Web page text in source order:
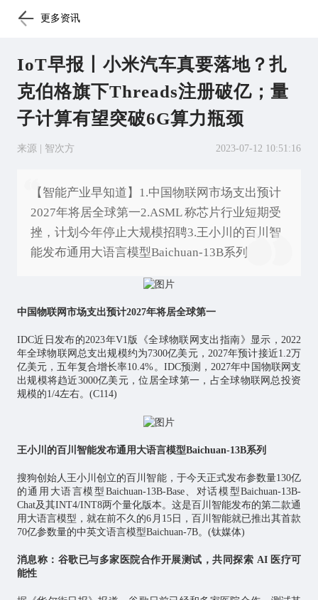
更多资讯
IoT早报丨小米汽车真要落地？扎
克伯格旗下Threads注册破亿；量
子计算有望突破6G算力瓶颈
来源 | 智次方 2023-07-12 10:51:16
【智能产业早知道】1.中国物联网市场支出预计
2027年将居全球第一2.ASML 称芯片行业短期受
挫，计划今年停止大规模招聘3.王小川的百川智
能发布通用大语言模型Baichuan-13B系列
中国物联网市场支出预计2027年将居全球第一
IDC近日发布的2023年V1版《全球物联网支出指南》显示，2022
年全球物联网总支出规模约为7300亿美元，2027年预计接近1.2万
亿美元，五年复合增长率10.4%。IDC预测，2027年中国物联网支
出规模将趋近3000亿美元，位居全球第一，占全球物联网总投资
规模的1/4左右。(C114)
王小川的百川智能发布通用大语言模型Baichuan-13B系列
搜狗创始人王小川创立的百川智能，于今天正式发布参数量130亿
的通用大语言模型Baichuan-13B-Base、对话模型Baichuan-13B-
Chat及其INT4/INT8两个量化版本。这是百川智能发布的第二款通
用大语言模型，就在前不久的6月15日，百川智能就已推出其首款
70亿参数量的中英文语言模型Baichuan-7B。(钛媒体)
消息称：谷歌已与多家医院合作开展测试，共同探索 AI 医疗可
能性